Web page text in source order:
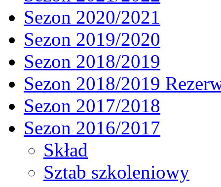
Sezon 2020/2021
Sezon 2019/2020
Sezon 2018/2019
Sezon 2018/2019
Sezon 2017/2018
Sezon 2016/2017
Skład
Sztab szkoleniowy